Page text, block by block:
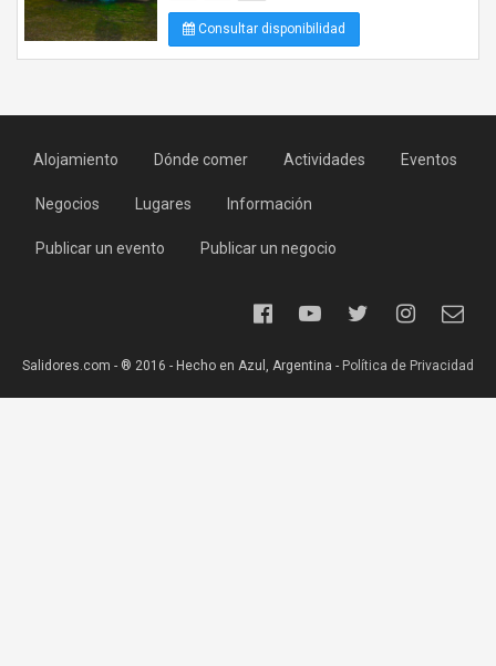
Consultar disponibilidad
Alojamiento Dónde comer Actividades Eventos
Negocios Lugares Información
Publicar un evento Publicar un negocio
Salidores.com - ® 2016 - Hecho en Azul, Argentina - Política de Privacidad